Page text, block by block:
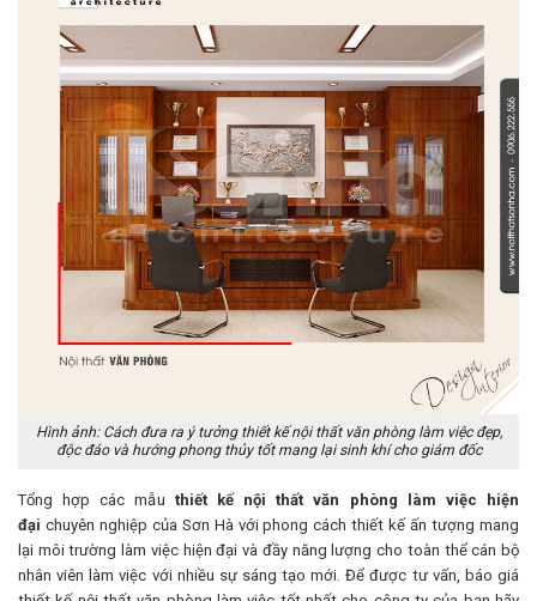
Hình ảnh: Cách đưa ra ý tưởng thiết kế nội thất văn phòng làm việc đẹp,
độc đáo và hướng phong thủy tốt mang lại sinh khí cho giám đốc
Tổng hợp các mẫu thiết kế nội thất văn phòng làm việc hiện
đại chuyên nghiệp của Sơn Hà với phong cách thiết kế ấn tượng mang
lại môi trường làm việc hiện đại và đầy năng lượng cho toàn thể cán bộ
nhân viên làm việc với nhiều sự sáng tạo mới. Để được tư vấn, báo giá